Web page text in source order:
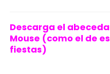
Descarga el
Mouse (como el de
fiestas)